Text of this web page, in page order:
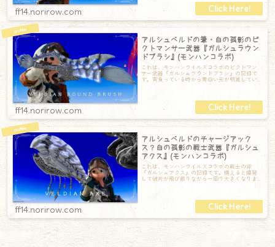
ff14.norirow.com
アルシュベルドの筆・白の孤影のピ
クトマンサー武器『ガルシュラウン
ドブラシ』(モンハンコラボ)
これは、モンハンワイルズコラボのピクトマン
サー武器『ガルシュラウンドブラシ』の記録で
す。背負っている時から青白い光が明滅してい
ff14.norirow.com
アルシュベルドのチャージアック
ス？白の孤影の戦士武器『ガルシュ
アクス』(モンハンコラボ)
これは、モンハンワイルズコラボの戦士の斧
『ガルシュアクス』の記録です。構えると爆発
して破片が飛び散りながら一回り大きくなりま
ff14.norirow.com